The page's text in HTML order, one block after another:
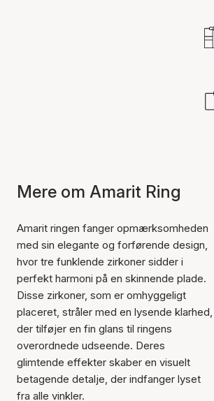
Mere om Amarit Ring
Amarit ringen fanger opmærksomheden
med sin elegante og forførende design,
hvor tre funklende zirkoner sidder i
perfekt harmoni på en skinnende plade.
Disse zirkoner, som er omhyggeligt
placeret, stråler med en lysende klarhed,
der tilføjer en fin glans til ringens
overordnede udseende. Deres
glimtende effekter skaber en visuelt
betagende detalje, der indfanger lyset
fra alle vinkler.